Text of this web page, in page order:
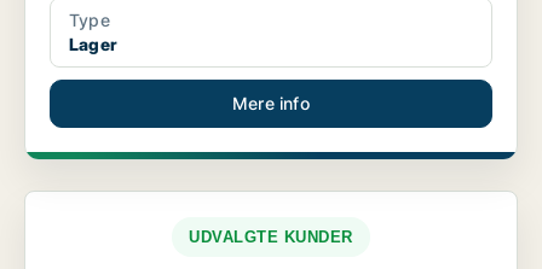
Type
Lager
Mere info
UDVALGTE KUNDER